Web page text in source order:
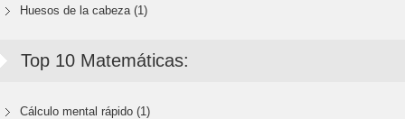
Huesos de la cabeza (1)
Top 10 Matemáticas:
Cálculo mental rápido (1)